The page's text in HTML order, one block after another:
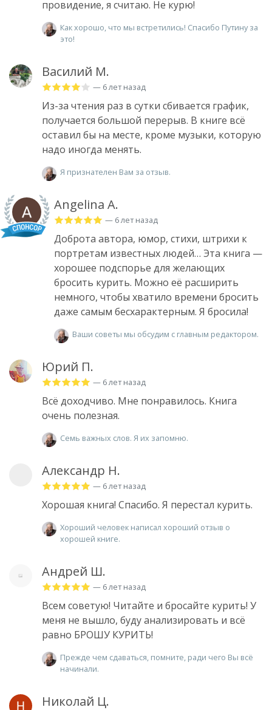
провидение, я считаю. Не курю!
Как хорошо, что мы встретились! Спасибо Путину за
это!
Василий М.
— 6 лет назад
Из-за чтения раз в сутки сбивается график,
получается большой перерыв. В книге всё
оставил бы на месте, кроме музыки, которую
надо иногда менять.
Я признателен Вам за отзыв.
Angelina A.
— 6 лет назад
Доброта автора, юмор, стихи, штрихи к
портретам известных людей… Эта книга —
хорошее подспорье для желающих
бросить курить. Можно её расширить
немного, чтобы хватило времени бросить
даже самым бесхарактерным. Я бросила!
Ваши советы мы обсудим с главным редактором.
Юрий П.
— 6 лет назад
Всё доходчиво. Мне понравилось. Книга
очень полезная.
Семь важных слов. Я их запомню.
Александр Н.
— 6 лет назад
Хорошая книга! Спасибо. Я перестал курить.
Хороший человек написал хороший отзыв о
хорошей книге.
Андрей Ш.
— 6 лет назад
Всем советую! Читайте и бросайте курить! У
меня не вышло, буду анализировать и всё
равно БРОШУ КУРИТЬ!
Прежде чем сдаваться, помните, ради чего Вы всё
начинали.
Николай Ц.